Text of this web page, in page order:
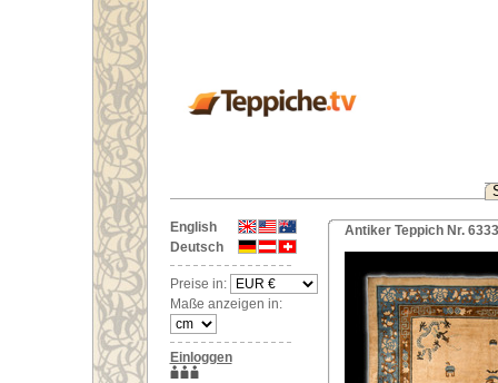
English
Deutsch
Preise in:
Maße anzeigen in:
Einloggen
Antiker Teppich Nr.